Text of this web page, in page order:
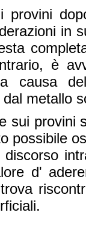
provini
in
è
causa
metallo
sui provini
possibile
d'